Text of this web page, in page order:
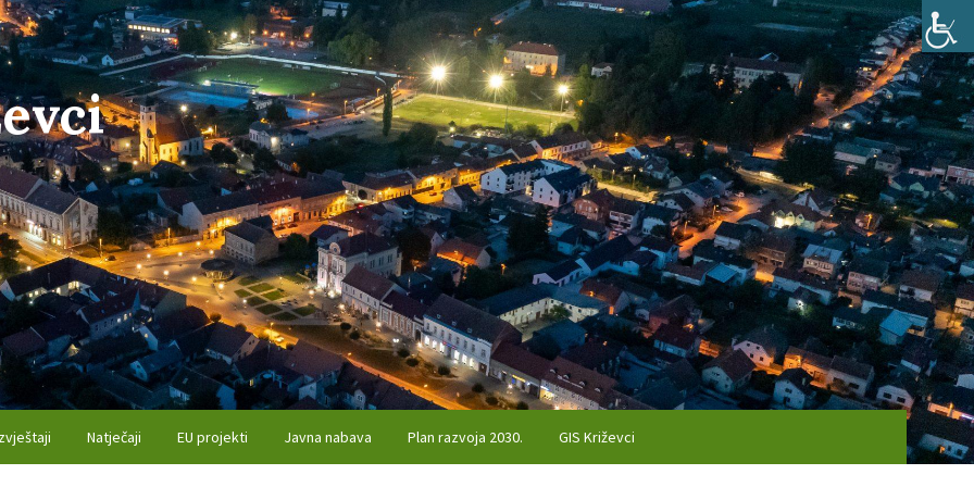
Natječaji EU projekti Javna nabava Plan razvoja 2030. GIS Križevci